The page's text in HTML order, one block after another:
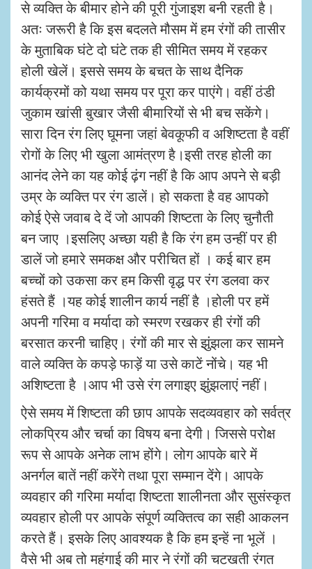
से व्यक्ति के बीमार होने की पूरी गुंजाइश बनी रहती है।
अतः जरूरी है कि इस बदलते मौसम में हम रंगों की तासीर
के मुताबिक घंटे दो घंटे तक ही सीमित समय में रहकर
होली खेलें। इससे समय के बचत के साथ दैनिक
कार्यक्रमों को यथा समय पर पूरा कर पाएंगे। वहीं ठंडी
जुकाम खांसी बुखार जैसी बीमारियों से भी बच सकेंगे।
सारा दिन रंग लिए घूमना जहां बेवकूफी व अशिष्टता है वहीं
रोगों के लिए भी खुला आमंत्रण है।इसी तरह होली का
आनंद लेने का यह कोई ढ़ंग नहीं है कि आप अपने से बड़ी
उम्र के व्यक्ति पर रंग डालें। हो सकता है वह आपको
कोई ऐसे जवाब दे दें जो आपकी शिष्टता के लिए चुनौती
बन जाए ।इसलिए अच्छा यही है कि रंग हम उन्हीं पर ही
डालें जो हमारे समकक्ष और परीचित हों । कई बार हम
बच्चों को उकसा कर हम किसी वृद्ध पर रंग डलवा कर
हंसते हैं ।यह कोई शालीन कार्य नहीं है ।होली पर हमें
अपनी गरिमा व मर्यादा को स्मरण रखकर ही रंगों की
बरसात करनी चाहिए। रंगों की मार से झुंझला कर सामने
वाले व्यक्ति के कपड़े फाड़ें या उसे काटें नोंचे। यह भी
अशिष्टता है ।आप भी उसे रंग लगाइए झुंझलाएं नहीं।
ऐसे समय में शिष्टता की छाप आपके सदव्यवहार को सर्वत्र
लोकप्रिय और चर्चा का विषय बना देगी। जिससे परोक्ष
रूप से आपके अनेक लाभ होंगे। लोग आपके बारे में
अनर्गल बातें नहीं करेंगे तथा पूरा सम्मान देंगे। आपके
व्यवहार की गरिमा मर्यादा शिष्टता शालीनता और सुसंस्कृत
व्यवहार होली पर आपके संपूर्ण व्यक्तित्व का सही आकलन
करते हैं। इसके लिए आवश्यक है कि हम इन्हें ना भूलें ।
वैसे भी अब तो महंगाई की मार ने रंगों की चटखती रंगत